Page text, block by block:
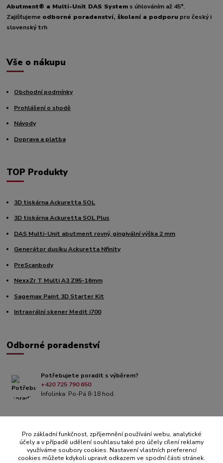
Abutment® a Multi-Unit DAS System s úhlováním až 45°.
Zajišťujeme odborné poradenství, školení a podporu pro český i
slovenský trh
Vše o nákupu
Obchodní podmínky
Prohlášení o shodě
Návody
Doprava a platba
TOP Produkty
3D tiskárna Ackuretta SOL
3D tiskárna Ackuretta SOL Plus
DAS Multi-Unit abutment rovný, gingivální výška 2 mm
Generátor dusíku Ackuretta Nfinity
PreScanbody
NexxZr T Multi A3 Z95-16mm
Sagemax Paint 3D Starter Kit
Intraorální skener Medit i700
Odborné poradenství
Potřebujete poradit s výběrem?
+420 725 790 650
Infolinka: Po-Pá 8-18 hod.
Pro základní funkčnost, zpříjemnění používání webu, analytické
účely a v případě udělení souhlasu také pro účely cílení reklamy
využíváme soubory cookies. Nastavení vlastních preferencí
cookies můžete kdykoli upravit odkazem ve spodní části stránek.